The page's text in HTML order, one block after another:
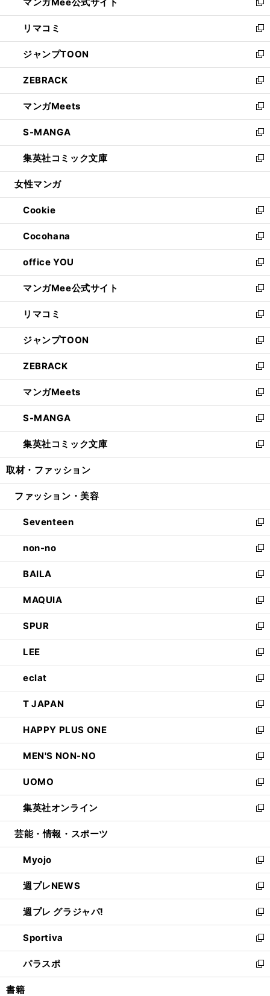
ド
ウ
で
開
く
ィ
ン
ド
ウ
で
開
く
い
ウ
ィ
ン
ド
ウ
で
開
く
新
し
い
ウ
ィ
ン
ド
ウ
で
開
く
リマコミ
新
し
い
ウ
ィ
ン
ド
ウ
で
開
く
ジャンプTOON
新
し
い
ウ
ィ
ン
ド
ウ
で
開
ZEBRACK
新
し
い
ウ
ィ
ン
ド
ウ
開
く
マンガMeets
新
し
い
ウ
ィ
ン
ウ
で
開
く
S-MANGA
新
し
い
ウ
ン
ド
ウ
で
開
く
集英社コミック文庫
新
し
ウ
ィ
ン
ド
ウ
で
開
く
女性マンガ
Cookie
新
し
い
ウ
ィ
ン
ド
ウ
で
開
く
Cocohana
新
し
い
ウ
ィ
ン
ド
ウ
で
開
く
office YOU
新
し
い
ウ
ィ
ン
ド
ウ
で
開
く
マンガMee公式サイト
新
し
い
ウ
ィ
ン
ド
ウ
で
開
く
リマコミ
新
し
い
ウ
ィ
ン
ド
ウ
で
開
く
ジャンプTOON
新
し
い
ウ
ィ
ン
ド
ウ
で
開
ZEBRACK
新
し
い
ウ
ィ
ン
ド
ウ
開
マンガMeets
新
し
い
ウ
ィ
ン
ウ
開
く
S-MANGA
新
し
い
ウ
ン
ウ
で
開
く
集英社コミック文庫
新
し
ウ
ン
ド
ウ
で
開
く
取材・ファッション
ファッション・美容
Seventeen
新
し
い
ウ
ィ
ン
ド
ウ
で
開
く
non-no
新
し
い
ウ
ィ
ン
ド
ウ
で
開
く
BAILA
新
し
い
ウ
ィ
ン
ド
ウ
で
開
く
MAQUIA
新
し
い
ウ
ィ
ン
ド
ウ
で
開
く
SPUR
新
し
い
ウ
ィ
ン
ド
ウ
で
開
く
LEE
新
し
い
ウ
ィ
ン
ド
ウ
で
開
く
eclat
新
し
い
ウ
ィ
ン
ド
ウ
で
開
く
T JAPAN
新
し
い
ウ
ィ
ン
ド
ウ
で
開
HAPPY PLUS ONE
新
し
い
ウ
ィ
ン
ド
ウ
開
く
MEN'S NON-NO
新
し
い
ウ
ィ
ン
ウ
で
開
く
UOMO
新
し
い
ウ
ン
ド
ウ
で
開
く
集英社オンライン
新
し
ウ
ィ
ン
ド
ウ
で
開
く
芸能・情報・スポーツ
Myojo
新
し
い
ウ
ィ
ン
ド
ウ
で
開
週プレNEWS
新
し
い
ウ
ィ
ン
ド
ウ
週プレ グラジャパ!
新
し
い
ウ
ィ
ン
Sportiva
新
し
い
ウ
パラスポ
新
し
書籍